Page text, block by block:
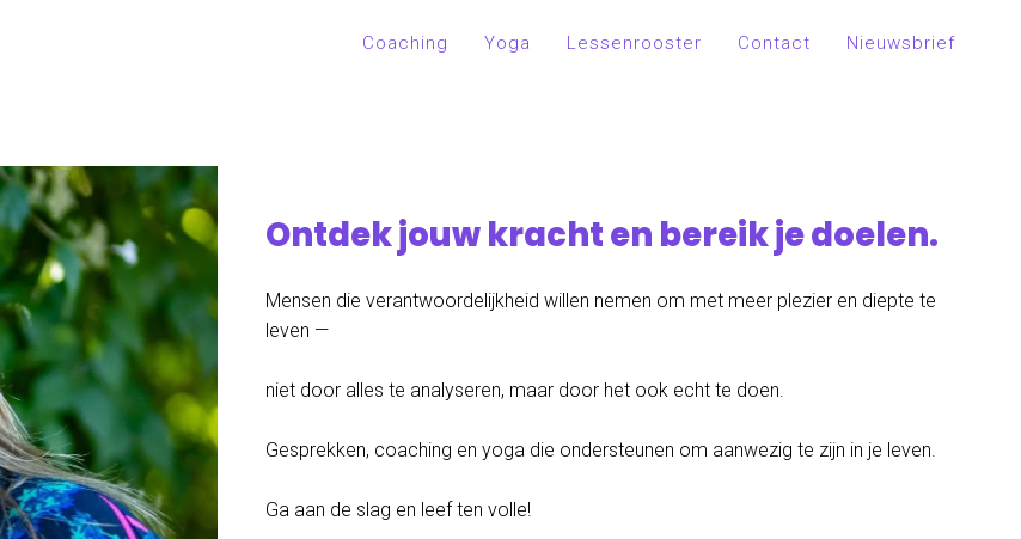
Coaching Yoga Lessenrooster Contact Nieuwsbrief
Ontdek jouw kracht en bereik je doelen.
Mensen die verantwoordelijkheid willen nemen om met meer plezier en diepte te
leven —
niet door alles te analyseren, maar door het ook echt te doen.
Gesprekken, coaching en yoga die ondersteunen om aanwezig te zijn in je leven.
Ga aan de slag en leef ten volle!